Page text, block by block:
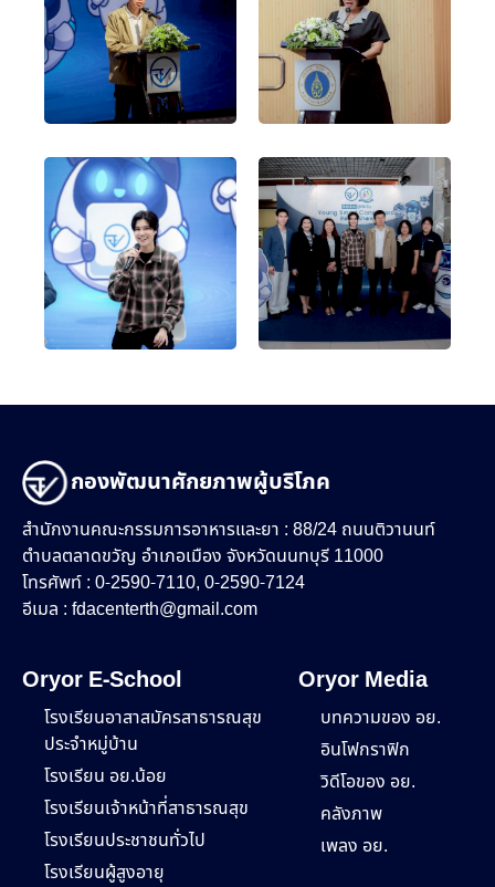
กองพัฒนาศักยภาพผู้บริโภค
สำนักงานคณะกรรมการอาหารและยา : 88/24 ถนนติวานนท์
ตำบลตลาดขวัญ อำเภอเมือง จังหวัดนนทบุรี 11000
โทรศัพท์ : 0-2590-7110, 0-2590-7124
อีเมล : fdacenterth@gmail.com
Oryor E-School
โรงเรียนอาสาสมัครสาธารณสุข
ประจำหมู่บ้าน
โรงเรียน อย.น้อย
โรงเรียนเจ้าหน้าที่สาธารณสุข
โรงเรียนประชาชนทั่วไป
โรงเรียนผู้สูงอายุ
Oryor Media
บทความของ อย.
อินโฟกราฟิก
วิดีโอของ อย.
คลังภาพ
เพลง อย.